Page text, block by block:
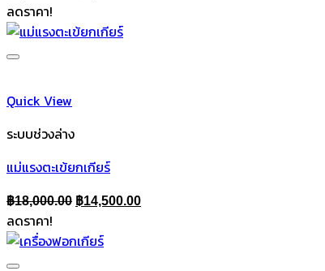
ลดราคา!
Quick View
ระบบช่วงล่าง
แม่แรงตะเข้ยกเกียร์
฿18,000.00 Original
was:
฿14,500.00Current
ลดราคา!